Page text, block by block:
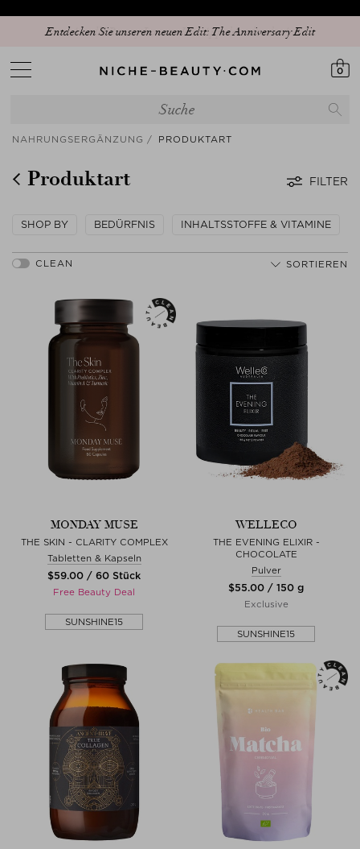
Entdecken Sie unseren neuen Edit: The Anniversary Edit
0
NAHRUNGSERGÄNZUNG PRODUKTART
Produktart FILTER
SHOP BY BEDÜRFNIS INHALTSSTOFFE & VITAMINE
SORTIEREN
MONDAY MUSE
THE SKIN - CLARITY COMPLEX
Tabletten & Kapseln
$‌59.00 / 60 Stück
Free Beauty Deal
SUNSHINE15
WELLECO
THE EVENING ELIXIR -
CHOCOLATE
Pulver
$‌55.00 / 150 g
Exclusive
SUNSHINE15